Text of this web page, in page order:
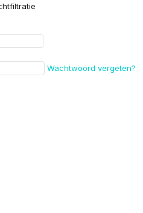
Wachtwoord vergeten?